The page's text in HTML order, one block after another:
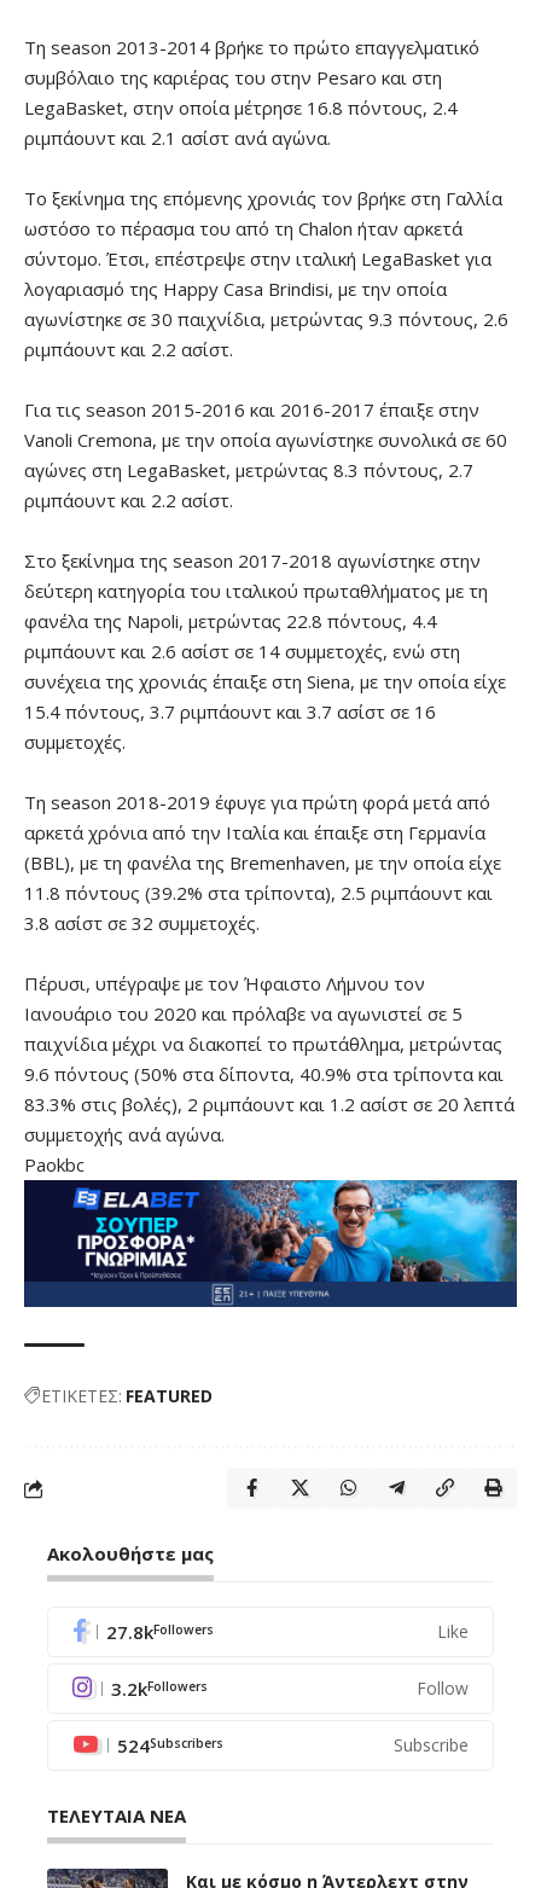
Τη season 2013-2014 βρήκε το πρώτο επαγγελματικό
συμβόλαιο της καριέρας του στην Pesaro και στη
LegaBasket, στην οποία μέτρησε 16.8 πόντους, 2.4
ριμπάουντ και 2.1 ασίστ ανά αγώνα.
To ξεκίνημα της επόμενης χρονιάς τον βρήκε στη Γαλλία
ωστόσο το πέρασμα του από τη Chalon ήταν αρκετά
σύντομο. Έτσι, επέστρεψε στην ιταλική LegaBasket για
λογαριασμό της Happy Casa Brindisi, με την οποία
αγωνίστηκε σε 30 παιχνίδια, μετρώντας 9.3 πόντους, 2.6
ριμπάουντ και 2.2 ασίστ.
Για τις season 2015-2016 και 2016-2017 έπαιξε στην
Vanoli Cremona, με την οποία αγωνίστηκε συνολικά σε 60
αγώνες στη LegaBasket, μετρώντας 8.3 πόντους, 2.7
ριμπάουντ και 2.2 ασίστ.
Στο ξεκίνημα της season 2017-2018 αγωνίστηκε στην
δεύτερη κατηγορία του ιταλικού πρωταθλήματος με τη
φανέλα της Napoli, μετρώντας 22.8 πόντους, 4.4
ριμπάουντ και 2.6 ασίστ σε 14 συμμετοχές, ενώ στη
συνέχεια της χρονιάς έπαιξε στη Siena, με την οποία είχε
15.4 πόντους, 3.7 ριμπάουντ και 3.7 ασίστ σε 16
συμμετοχές.
Τη season 2018-2019 έφυγε για πρώτη φορά μετά από
αρκετά χρόνια από την Ιταλία και έπαιξε στη Γερμανία
(BBL), με τη φανέλα της Bremenhaven, με την οποία είχε
11.8 πόντους (39.2% στα τρίποντα), 2.5 ριμπάουντ και
3.8 ασίστ σε 32 συμμετοχές.
Πέρυσι, υπέγραψε με τον Ήφαιστο Λήμνου τον
Ιανουάριο του 2020 και πρόλαβε να αγωνιστεί σε 5
παιχνίδια μέχρι να διακοπεί το πρωτάθλημα, μετρώντας
9.6 πόντους (50% στα δίποντα, 40.9% στα τρίποντα και
83.3% στις βολές), 2 ριμπάουντ και 1.2 ασίστ σε 20 λεπτά
συμμετοχής ανά αγώνα.
Paokbc
ΕΤΙΚΕΤΕΣ: FEATURED
Ακολουθήστε μας
27.8kFollowers Like
3.2kFollowers Follow
524Subscribers Subscribe
ΤΕΛΕΥΤΑΙΑ ΝΕΑ
Και με κόσμο η Άντερλεχτ στην